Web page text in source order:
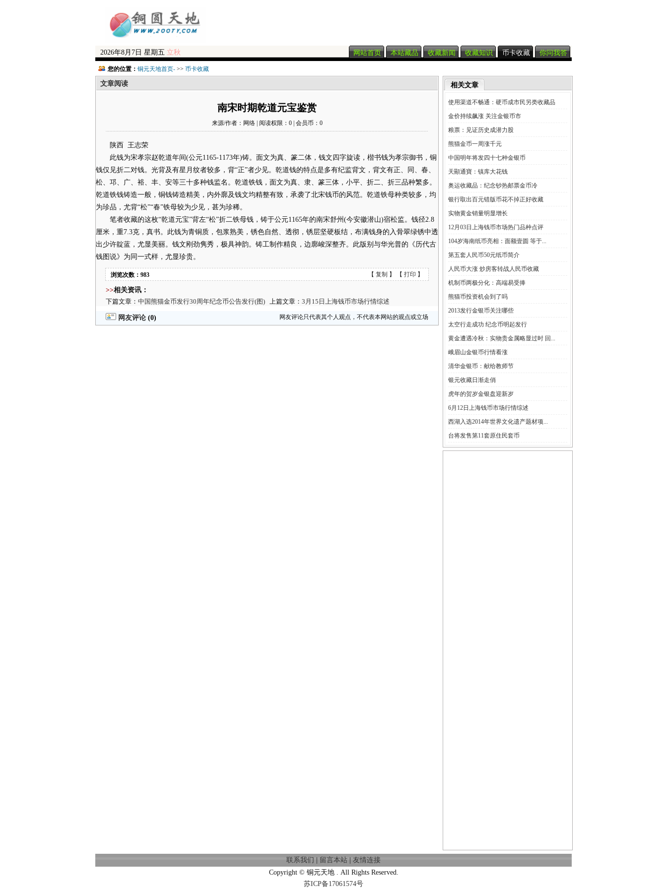
2026年8月7日 星期五 立秋 网站首页 本站藏品 收藏新闻 收藏知识 币卡收藏 你问我答
您的位置： 铜元天地首页- >> 币卡收藏
文章阅读
南宋时期乾道元宝鉴赏
来源/作者：网络 | 阅读权限：0 | 会员币：0
陕西 王志荣
此钱为宋孝宗赵乾道年间(公元1165-1173年)铸。面文为真、篆二体，钱文四字旋读，楷书钱为孝宗御书，铜
钱仅见折二对钱。光背及有星月纹者较多，背“正”者少见。乾道钱的特点是多有纪监背文，背文有正、同、春、
松、邛、广、裕、丰、安等三十多种钱监名。乾道铁钱，面文为真、隶、篆三体，小平、折二、折三品种繁多。
乾道铁钱铸造一般，铜钱铸造精美，内外廓及钱文均精整有致，承袭了北宋钱币的风范。乾道铁母种类较多，均
为珍品，尤背“松”“春”铁母较为少见，甚为珍稀。
笔者收藏的这枚“乾道元宝”背左“松”折二铁母钱，铸于公元1165年的南宋舒州(今安徽潜山)宿松监。钱径2.8
厘米，重7.3克，真书。此钱为青铜质，包浆熟美，锈色自然、透彻，锈层坚硬板结，布满钱身的入骨翠绿锈中透
出少许靛蓝，尤显美丽。钱文刚劲隽秀，极具神韵。铸工制作精良，边廓峻深整齐。此版别与华光普的《历代古
钱图说》为同一式样，尤显珍贵。
浏览次数：983 【 复制 】 【 打印 】
>>相关资讯：
下篇文章： 中国熊猫金币发行30周年纪念币公告发行(图) 上篇文章： 3月15日上海钱币市场行情综述
网友评论 (0) 网友评论只代表其个人观点，不代表本网站的观点或立场
相关文章
使用渠道不畅通：硬币成市民另类收藏品
金价持续飙涨 关注金银币市
粮票：见证历史成潜力股
熊猫金币一周涨千元
中国明年将发四十七种金银币
天顯通寶：镇库大花钱
奥运收藏品：纪念钞热邮票金币冷
银行取出百元错版币花不掉正好收藏
实物黄金销量明显增长
12月03日上海钱币市场热门品种点评
104岁海南纸币亮相：面额壹圆 等于...
第五套人民币50元纸币简介
人民币大涨 炒房客转战人民币收藏
机制币两极分化：高端易受捧
熊猫币投资机会到了吗
2013发行金银币关注哪些
太空行走成功 纪念币明起发行
黄金遭遇冷秋：实物贵金属略显过时 回...
峨眉山金银币行情看涨
清华金银币：献给教师节
银元收藏日渐走俏
虎年的贺岁金银盘迎新岁
6月12日上海钱币市场行情综述
西湖入选2014年世界文化遗产题材项...
台将发售第11套原住民套币
联系我们 留言本站
友情连接
Copyright © 铜元天地 . All Rights Reserved.
苏ICP备17061574号